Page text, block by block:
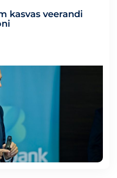
kasvas veerandi